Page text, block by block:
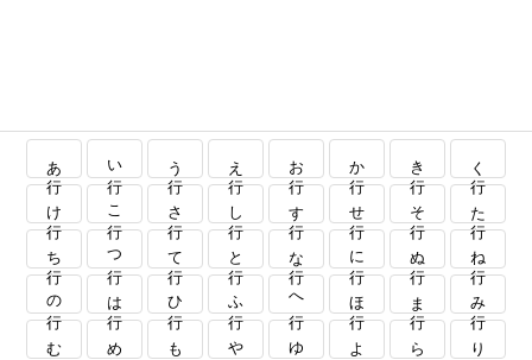
あ行 い行 う行 え行 お行 か行 き行 く行
け行 こ行 さ行 し行 す行 せ行 そ行 た行
ち行 つ行 て行 と行 な行 に行 ぬ行 ね行
の行 は行 ひ行 ふ行 へ行 ほ行 ま行 み行
む行 め行 も行 や行 ゆ行 よ行 ら行 り行